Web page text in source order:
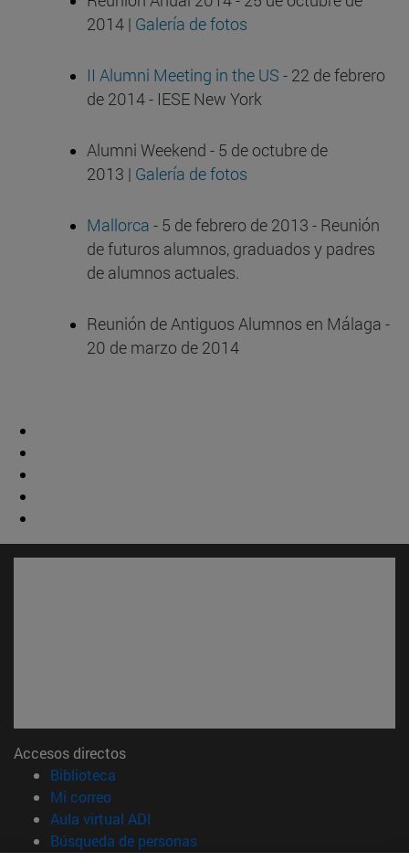
2014 | Galería de fotos
II Alumni Meeting in the US - 22 de febrero
de 2014 - IESE New York
Alumni Weekend - 5 de octubre de
2013 | Galería de fotos
Mallorca - 5 de febrero de 2013 - Reunión
de futuros alumnos, graduados y padres
de alumnos actuales.
Reunión de Antiguos Alumnos en Málaga -
20 de marzo de 2014
Accesos directos
Biblioteca
Mi correo(abre en nueva ventana)
Aula virtual ADI
Búsqueda de personas(abre en nueva ventana)